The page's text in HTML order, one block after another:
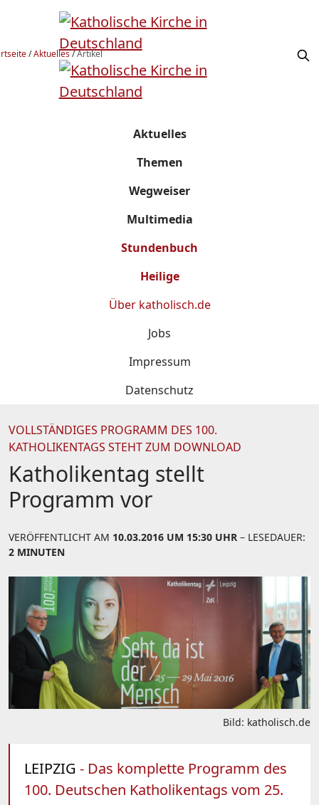
/Aktuelles/Artikel
Aktuelles
Themen
Wegweiser
Multimedia
Stundenbuch
Heilige
Über katholisch.de
Jobs
Impressum
Datenschutz
VOLLSTÄNDIGES PROGRAMM DES 100.
KATHOLIKENTAGS STEHT ZUM DOWNLOAD
Katholikentag stellt
Programm vor
VERÖFFENTLICHT AM 10.03.2016 UM 15:30 UHR – LESEDAUER:
2 MINUTEN
Bild: katholisch.de
LEIPZIG - Das komplette Programm des
100. Deutschen Katholikentags vom 25.